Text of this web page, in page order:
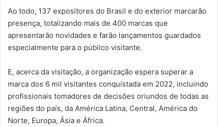
Ao todo, 137 expositores do Brasil e do exterior marcarão
presença, totalizando mais de 400 marcas que
apresentarão novidades e farão lançamentos guardados
especialmente para o público visitante.
E, acerca da visitação, a organização espera superar a
marca dos 6 mil visitantes conquistada em 2022, incluindo
profissionais tomadores de decisões oriundos de todas as
regiões do país, da América Latina, Central, América do
Norte, Europa, Ásia e África.